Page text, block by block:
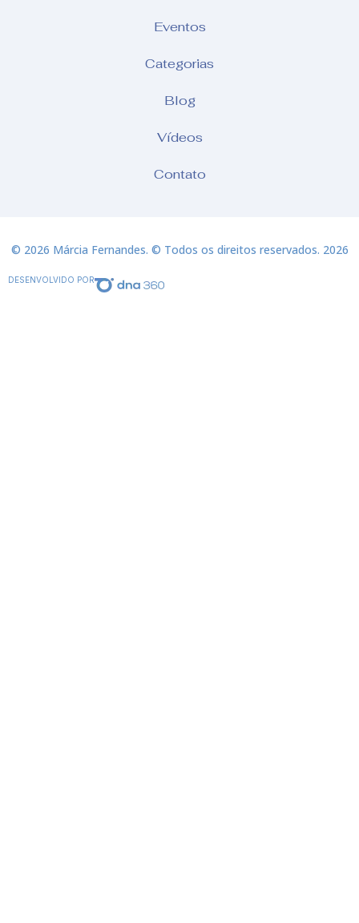
Eventos
Categorias
Blog
Vídeos
Contato
© 2026 Márcia Fernandes. © Todos os direitos reservados. 2026
DESENVOLVIDO POR